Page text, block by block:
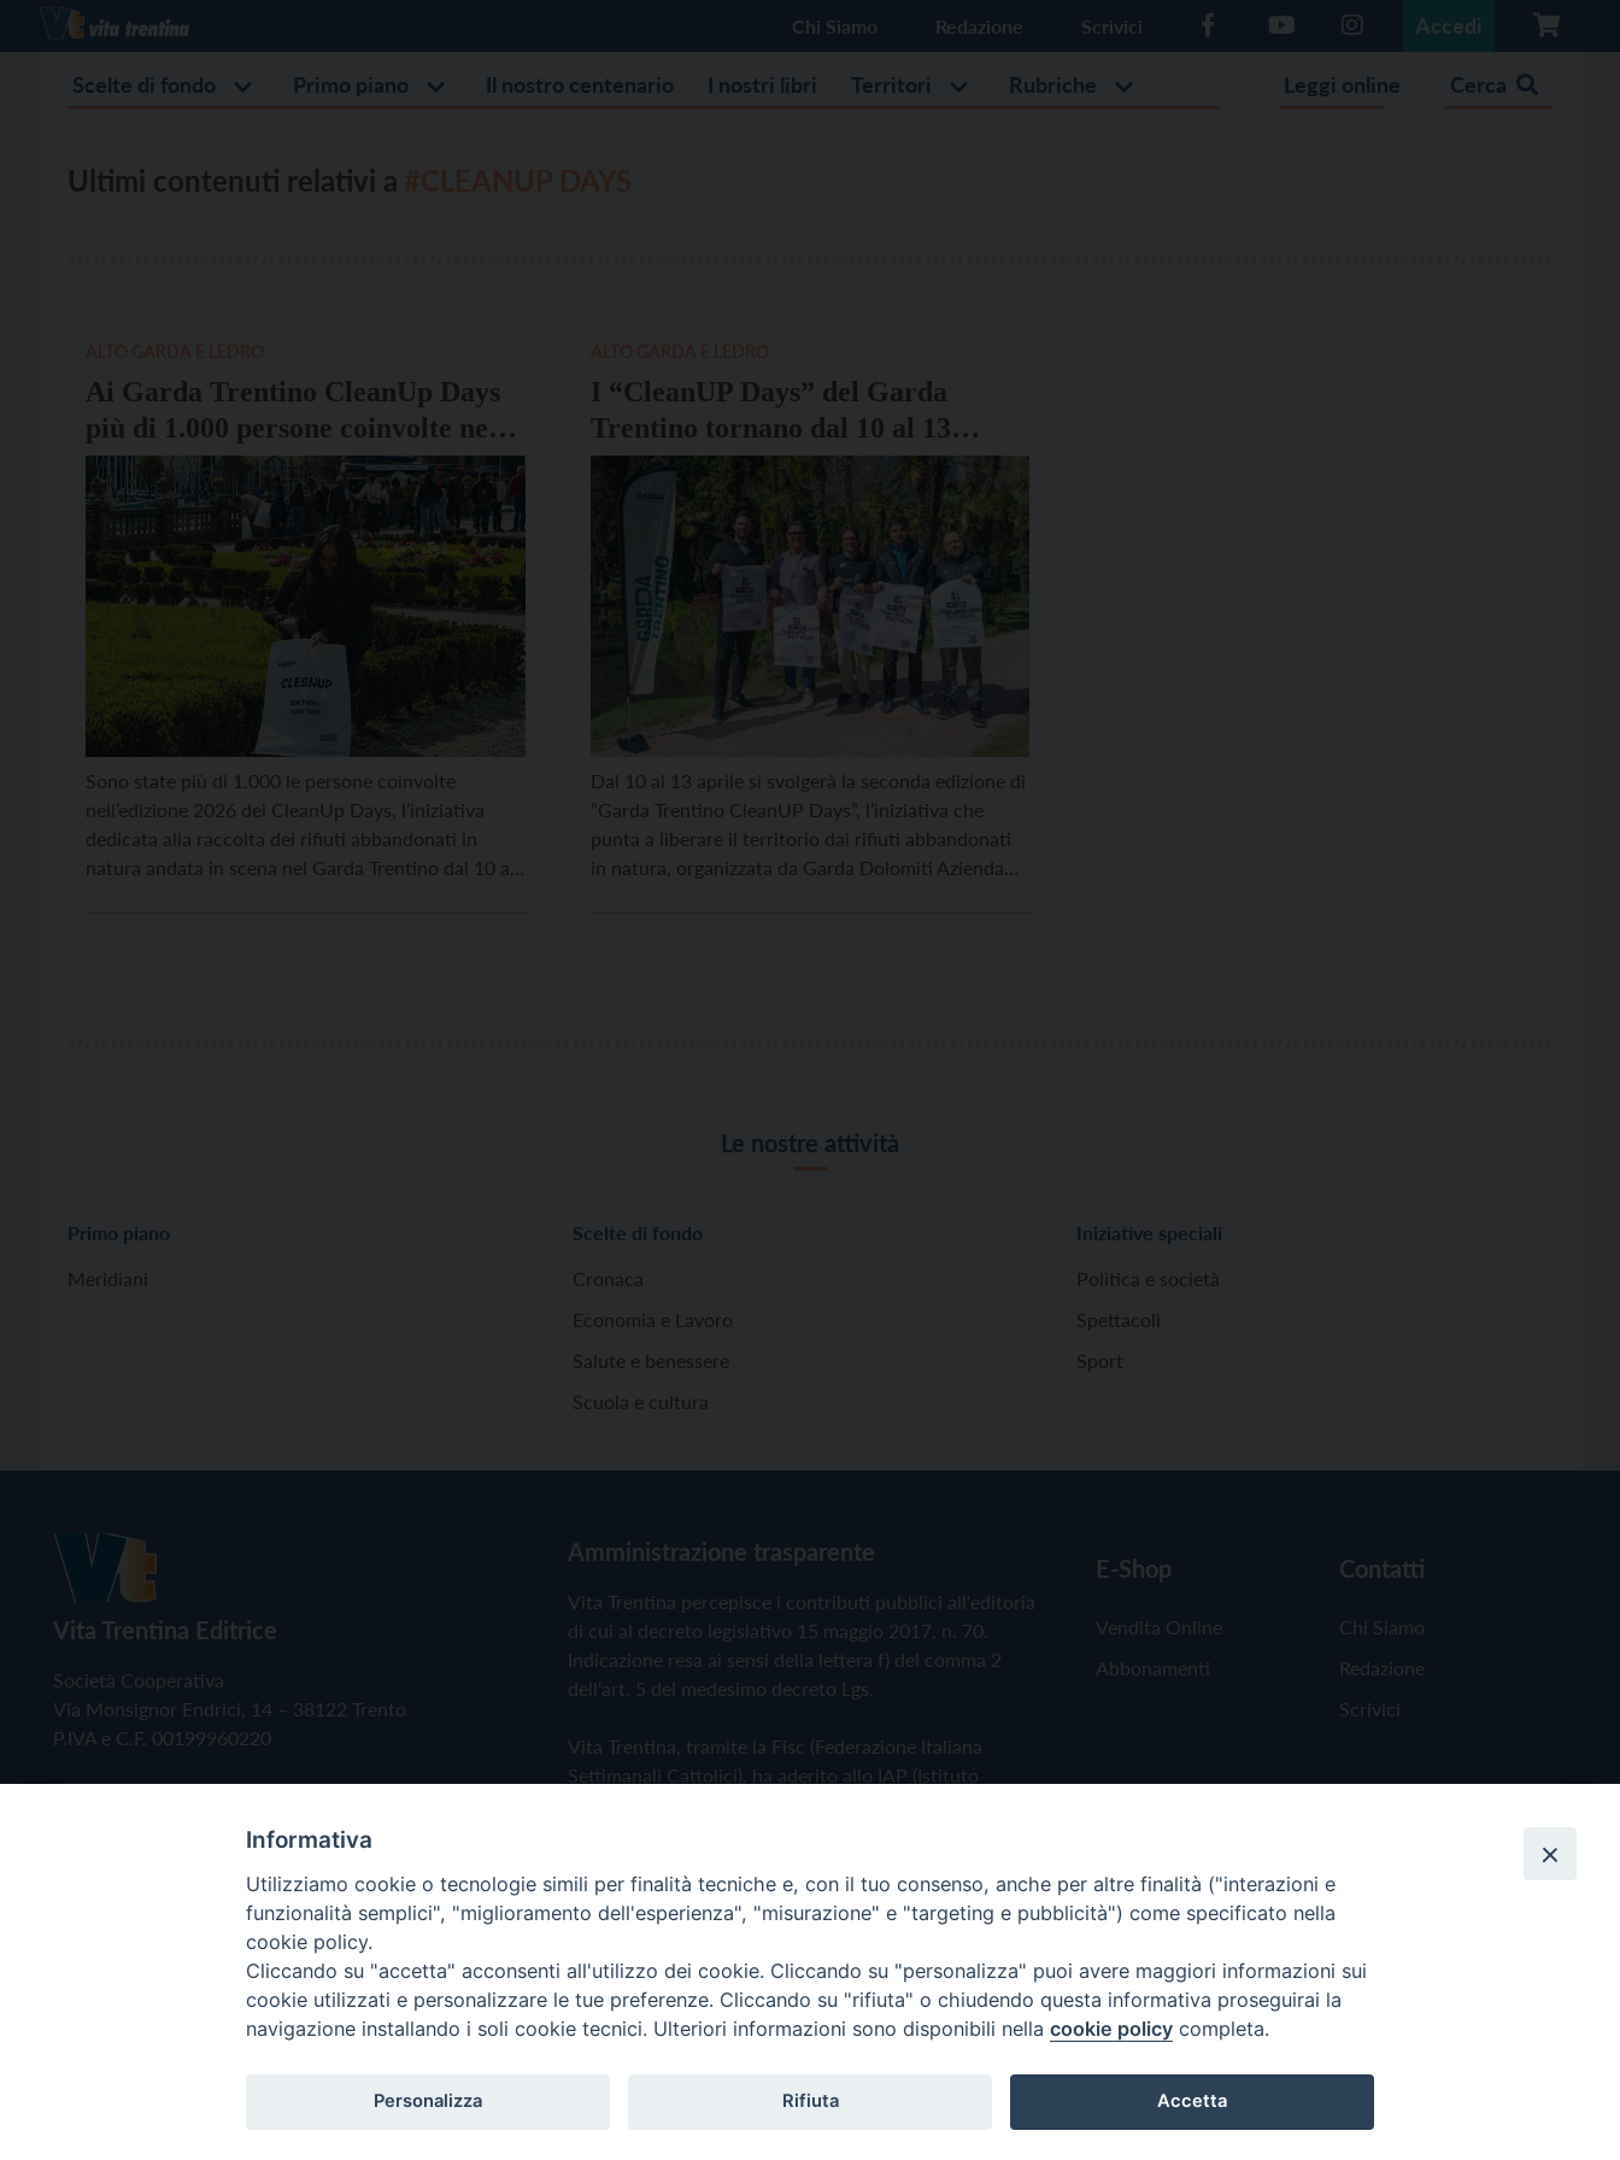
Chi Siamo Redazione Scrivici Accedi
Scelte di fondo Primo piano Il nostro centenario I nostri libri Territori Rubriche Leggi online Cerca
Ultimi contenuti relativi a
Ai Garda Trentino CleanUp Days
più di 1.000 persone coinvolte nella
cura del territorio
Sono state più di 1.000 le persone coinvolte
nell’edizione 2026 dei CleanUp Days, l’iniziativa
dedicata alla raccolta dei rifiuti abbandonati in
natura andata in scena nel Garda Trentino dal 10 al
I “CleanUP Days” del Garda
Trentino tornano dal 10 al 13
aprile
Dal 10 al 13 aprile si svolgerà la seconda edizione di
“Garda Trentino CleanUP Days”, l’iniziativa che
punta a liberare il territorio dai rifiuti abbandonati
in natura, organizzata da Garda Dolomiti Azienda
Le nostre attività
Primo piano
Meridiani
Scelte di fondo
Cronaca
Economia e Lavoro
Salute e benessere
Scuola e cultura
Iniziative speciali
Politica e società
Spettacoli
Sport
Vita Trentina Editrice
Società Cooperativa
Via Monsignor Endrici, 14 – 38122 Trento
P.IVA e C.F. 00199960220
Amministrazione trasparente
Vita Trentina percepisce i contributi pubblici all'editoria
di cui al decreto legislativo 15 maggio 2017, n. 70.
Indicazione resa ai sensi della lettera f) del comma 2
dell'art. 5 del medesimo decreto Lgs.
Vita Trentina, tramite la Fisc (Federazione Italiana
Settimanali Cattolici), ha aderito allo IAP (Istituto
Privacy Policy Cookie Policy
E-Shop
Vendita Online
Abbonamenti
Contatti
Chi Siamo
Redazione
Scrivici
Copyright © 2019 - Tutti i diritti riservati - Vita Trentina Editrice
Informativa
Utilizziamo cookie o tecnologie simili per finalità tecniche e, con il tuo consenso, anche per altre finalità ("interazioni e
funzionalità semplici", "miglioramento dell'esperienza", "misurazione" e "targeting e pubblicità") come specificato nella
cookie policy.
Cliccando su "accetta" acconsenti all'utilizzo dei cookie. Cliccando su "personalizza" puoi avere maggiori informazioni sui
cookie utilizzati e personalizzare le tue preferenze. Cliccando su "rifiuta" o chiudendo questa informativa proseguirai la
navigazione installando i soli cookie tecnici. Ulteriori informazioni sono disponibili nella cookie policy completa.
Personalizza Rifiuta Accetta